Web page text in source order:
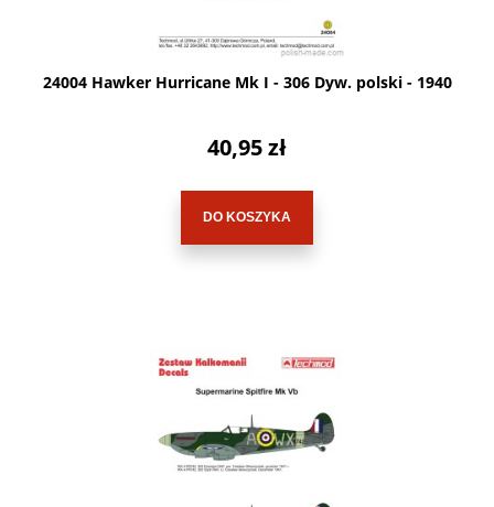
24004 Hawker Hurricane Mk I - 306 Dyw. polski - 1940
40,95 zł
DO KOSZYKA